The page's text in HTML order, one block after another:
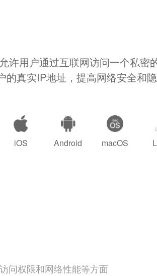
许用户通过互联网访问一个私密
的真实IP地址，提高网络安全和隐
iOS Android macOS
问权限和网络性能等方面